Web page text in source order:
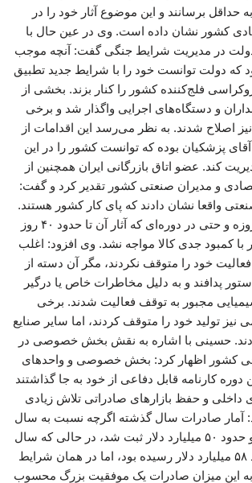
حداقل برسانند و این موضوع آثار خود را در
کشور نشان داده است. وی در عین حال با
دولت در مدیریت شرایط جنگی گفت: آنچه موجب
که دولت توانست خود را با شرایط جدید تطبیق
فلج‌کننده کشور را کنار بزند. بخشی از
و دستگاه‌های اجرایی واگذار شد و برخی
اصلاح شدند. به نظر می‌رسد این اقدامات از
پزشکیان بوده که توانست کشور را در این
کند. عضو اتاق بازرگانی ایران همچنین از
و مدیران صنعتی کشور تقدیر کرد و گفت:
واقعا نشان دادند که پای کار کشور هستند.
در طول جنگ ۱۲ روزه و حتی در دوره‌ای که آثار آن تا حدود ۴۰ روز
کمبود جدی کالا مواجه نشد. وی افزود: اغلب
خود را متوقف نکردند، مگر آن دسته از
پدافند و به دلیل مخاطرات خاص یا درگیر
مجبور به توقف فعالیت شدند. برخی
نیز تولید خود را متوقف کردند، اما سایر صنایع
حسینی با اشاره به نقش بخش خصوصی در
کشور اظهار کرد: بخش خصوصی و واحدهای
کارنامه قابل دفاعی از خود به جا گذاشتند
داخلی و حفظ بازارهای صادراتی تلاش زیادی
آمار صادرات سال گذشته اگرچه نسبت به سال
قبل کاهش داشت و حدود ۵۰ میلیارد دلار ثبت شد، در حالی که سال
پیش از آن به حدود ۵۸ میلیارد دلار رسیده بود، اما در همان شرایط
به این میزان صادرات یک موفقیت بزرگ محسوب